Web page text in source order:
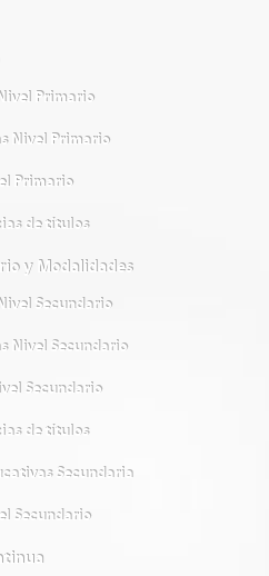
Primario
Nivel Primario
Primario
de títulos
y Modalidades
Secundario
Nivel Secundario
Secundario
de títulos
Secundaria
Secundario